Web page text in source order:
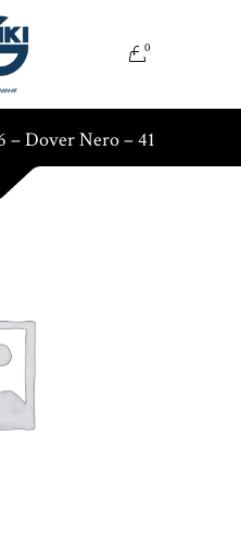
0
– Dover Nero – 41